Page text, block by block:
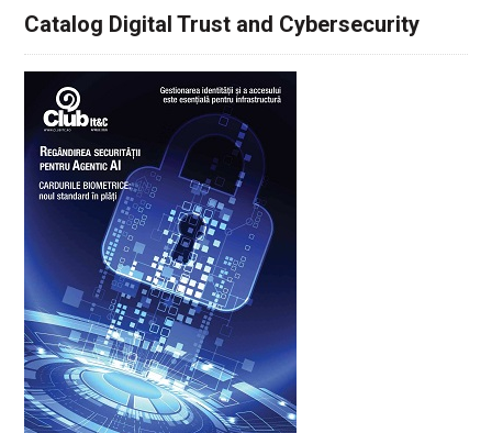
Catalog Digital Trust and Cybersecurity